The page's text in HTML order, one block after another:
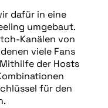
dafür in eine
umgebaut.
Kanälen von
viele Fans
der Hosts
für den